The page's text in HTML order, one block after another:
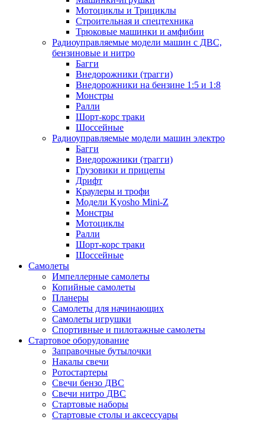
Мотоциклы и Трициклы
Строительная и спецтехника
Трюковые машинки и амфибии
Радиоуправляемые модели машин с ДВС,
бензиновые и нитро
Багги
Внедорожники (трагги)
Внедорожники на бензине 1:5 и 1:8
Монстры
Ралли
Шорт-корс траки
Шоссейные
Радиоуправляемые модели машин электро
Багги
Внедорожники (трагги)
Грузовики и прицепы
Дрифт
Краулеры и трофи
Модели Kyosho Mini-Z
Монстры
Мотоциклы
Ралли
Шорт-корс траки
Шоссейные
Самолеты
Импеллерные самолеты
Копийные самолеты
Планеры
Самолеты для начинающих
Самолеты игрушки
Спортивные и пилотажные самолеты
Стартовое оборудование
Заправочные бутылочки
Накалы свечи
Ротостартеры
Свечи бензо ДВС
Свечи нитро ДВС
Стартовые наборы
Стартовые столы и аксессуары